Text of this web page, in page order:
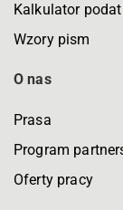
Kalkulator
Wzory pism
O nas
Prasa
Program
Oferty pracy